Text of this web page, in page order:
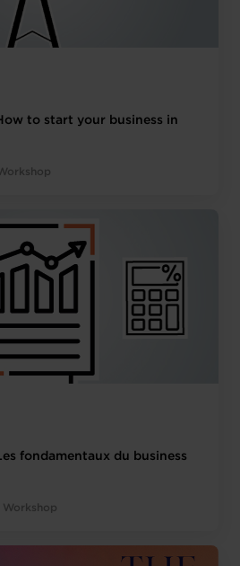
to start your business in
fondamentaux du business
Workshop